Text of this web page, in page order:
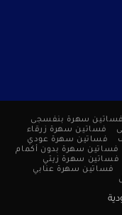
فساتين سهرة بنفسجى
فساتين سهرة زرقاء
فساتين سهرة عودي
فساتين سهرة بدون أكمام
فساتين سهرة زيتي
فساتين سهرة عنابي